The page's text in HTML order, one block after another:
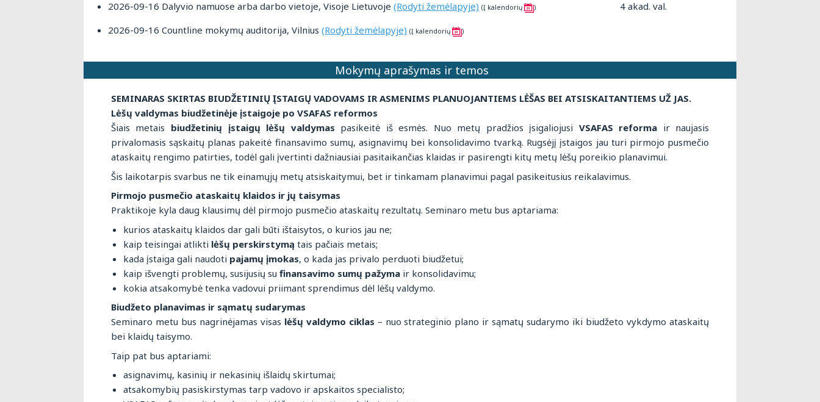
2026-09-16 Dalyvio namuose arba darbo vietoje, Visoje Lietuvoje (Rodyti žemėlapyje) (Į kalendorių )
2026-09-16 Countline mokymų auditorija, Vilnius (Rodyti žemėlapyje) (Į kalendorių )
4 akad. val.
Mokymų aprašymas ir temos
SEMINARAS SKIRTAS BIUDŽETINIŲ ĮSTAIGŲ VADOVAMS IR ASMENIMS PLANUOJANTIEMS LĖŠAS BEI ATSISKAITANTIEMS UŽ JAS.
Lėšų valdymas biudžetinėje įstaigoje po VSAFAS reformos
Šiais metais biudžetinių įstaigų lėšų valdymas pasikeitė iš esmės. Nuo metų pradžios įsigaliojusi VSAFAS reforma ir naujasis
privalomasis sąskaitų planas pakeitė finansavimo sumų, asignavimų bei konsolidavimo tvarką. Rugsėjį įstaigos jau turi pirmojo pusmečio
ataskaitų rengimo patirties, todėl gali įvertinti dažniausiai pasitaikančias klaidas ir pasirengti kitų metų lėšų poreikio planavimui.
Šis laikotarpis svarbus ne tik einamųjų metų atsiskaitymui, bet ir tinkamam planavimui pagal pasikeitusius reikalavimus.
Pirmojo pusmečio ataskaitų klaidos ir jų taisymas
Praktikoje kyla daug klausimų dėl pirmojo pusmečio ataskaitų rezultatų. Seminaro metu bus aptariama:
kurios ataskaitų klaidos dar gali būti ištaisytos, o kurios jau ne;
kaip teisingai atlikti lėšų perskirstymą tais pačiais metais;
kada įstaiga gali naudoti pajamų įmokas, o kada jas privalo perduoti biudžetui;
kaip išvengti problemų, susijusių su finansavimo sumų pažymair konsolidavimu;
kokia atsakomybė tenka vadovui priimant sprendimus dėl lėšų valdymo.
Biudžeto planavimas ir sąmatų sudarymas
Seminaro metu bus nagrinėjamas visas lėšų valdymo ciklas – nuo strateginio plano ir sąmatų sudarymo iki biudžeto vykdymo ataskaitų
bei klaidų taisymo.
Taip pat bus aptariami:
asignavimų, kasinių ir nekasinių išlaidų skirtumai;
atsakomybių pasiskirstymas tarp vadovo ir apskaitos specialisto;